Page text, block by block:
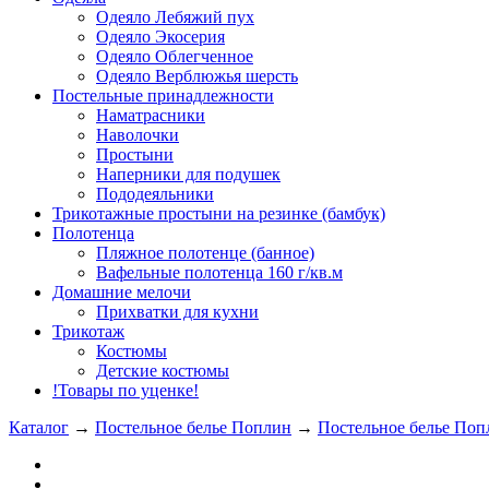
Одеяло Лебяжий пух
Одеяло Экосерия
Одеяло Облегченное
Одеяло Верблюжья шерсть
Постельные принадлежности
Наматрасники
Наволочки
Простыни
Наперники для подушек
Пододеяльники
Трикотажные простыни на резинке (бамбук)
Полотенца
Пляжное полотенце (банное)
Вафельные полотенца 160 г/кв.м
Домашние мелочи
Прихватки для кухни
Трикотаж
Костюмы
Детские костюмы
!Товары по уценке!
Каталог → Постельное белье Поплин → Постельное белье